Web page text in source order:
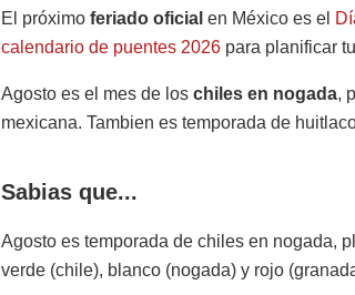
El próximo feriado oficial en México es el
calendario de puentes 2026 para planificar
Agosto es el mes de los chiles en nogada,
mexicana. Tambien es temporada de
Sabias que...
Agosto es temporada de chiles en nogada,
verde (chile), blanco (nogada) y rojo